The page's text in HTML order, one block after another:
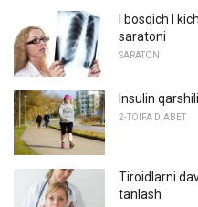
I bosqich I
saratoni
SARATON
Insulin
2-TOIFA DIABET
Tiroidlarni
tanlash